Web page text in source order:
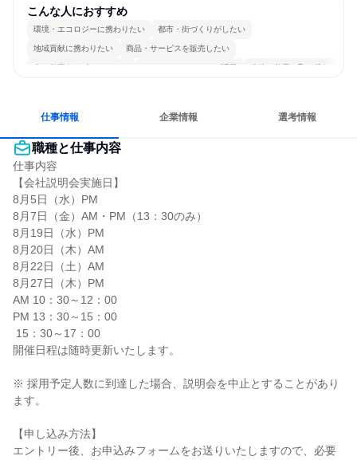
こんな人におすすめ
環境・エコロジーに携わりたい 都市・街づくりがしたい
地域貢献に携わりたい 商品・サービスを販売したい
人の仕事をサポートしたい コミュニケーションが活発 冷静に仕事に取り組む
仕事情報 企業情報 選考情報
職種と仕事内容
仕事内容
【会社説明会実施日】
8月5日（水）PM
8月7日（金）AM・PM（13：30のみ）
8月19日（水）PM
8月20日（木）AM
8月22日（土）AM
8月27日（木）PM
AM 10：30～12：00
PM 13：30～15：00
開催日程は随時更新いたします。
※ 採用予定人数に到達した場合、説明会を中止とすることがあり
ます。
【申し込み方法】
エントリー後、お申込みフォームをお送りいたしますので、必要